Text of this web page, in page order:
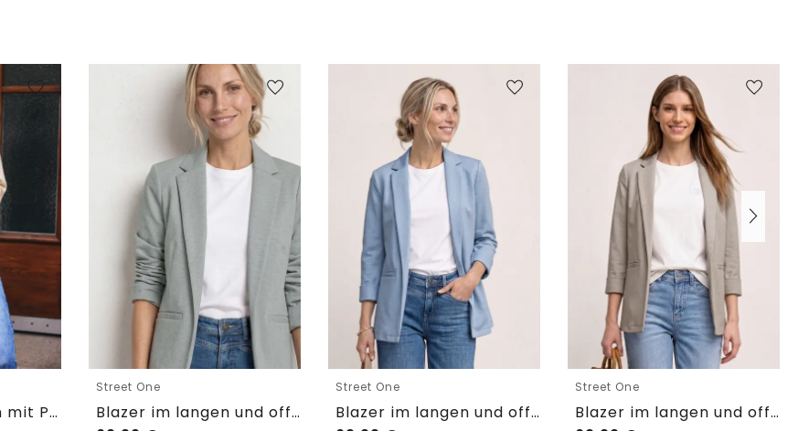
Kurzarm Cardigan mit Polokragen
Street One
Blazer im langen und offenen Schnitt
Street One
Blazer im langen und offenen Schnitt
Street One
Blazer im langen und offenen Schnitt